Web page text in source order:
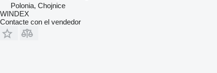
Polonia, Chojnice
WINDEX
Contacte con el vendedor